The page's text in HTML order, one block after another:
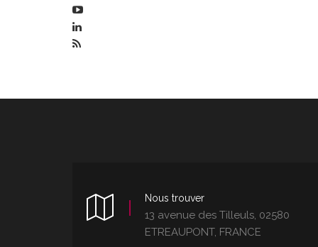
Nous trouver
13 avenue des Tilleuls, 02580
ETREAUPONT, FRANCE